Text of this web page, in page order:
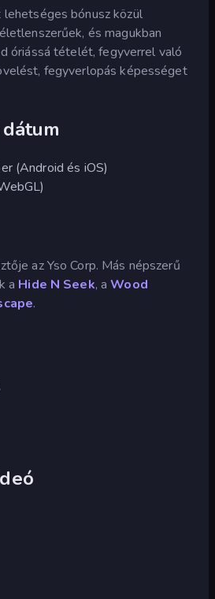
bónusz közül
és magukban
óriássá tételét, fegyverrel való
fegyverlopás képességet
(Android és iOS)
az Yso Corp. Más népszerű
a Hide N Seek, aWood
.